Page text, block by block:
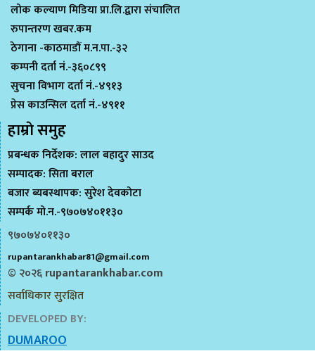
लोक कल्याण मिडिया प्रा.लि.द्वारा संचालित
रुपान्तरण खबर.कम
ठेगाना -काठमाडौं म.न.पा.-३२
कम्पनी दर्ता नं.-३६०८९९
सुचना विभाग दर्ता नं.-४९१३
प्रेस काउन्सिल दर्ता नं.-४९११
हाम्राे समुह
प्रबन्धक निर्देशक: लाल बहादुर साउद
सम्पादक: सिता बराल
बजार ब्यबस्थापक: सुरेश देवकोटा
सम्पर्क मो.न.-९७०७४०११३०
९७०७४०११३०
rupantarankhabar81@gmail.com
© २०२६rupantarankhabar.com
सर्वाधिकार सुरक्षित
DEVELOPED BY:
DUMAROO